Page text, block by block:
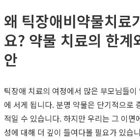
왜 틱장애비약물치료
요? 약물 치료의 한계
안
틱장애 치료의 여정에서 많은 부모님들
에 서게 됩니다. 분명 약물은 단기적으로
적일 수 있습니다. 하지만 우리는 그 이면
성에 대해 더 깊이 들여다볼 필요가 있습